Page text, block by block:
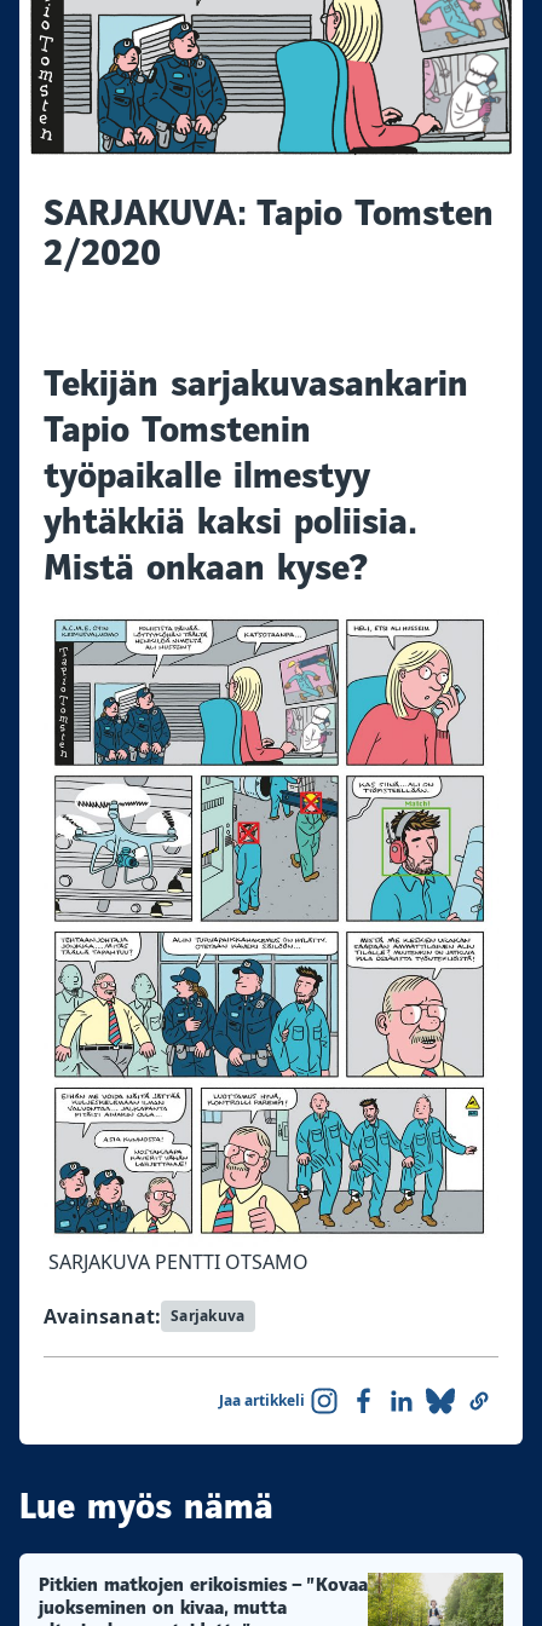
SARJAKUVA: Tapio Tomsten
2/2020
Tekijän sarjakuvasankarin
Tapio Tomstenin
työpaikalle ilmestyy
yhtäkkiä kaksi poliisia.
Mistä onkaan kyse?
SARJAKUVA PENTTI OTSAMO
Avainsanat: Sarjakuva
Jaa artikkeli
Lue myös nämä
Pitkien matkojen erikoismies – ”Kovaa
juokseminen on kivaa, mutta